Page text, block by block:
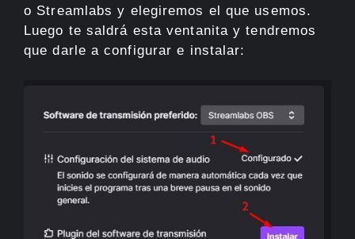
o Streamlabs y elegiremos el que usemos.
Luego te saldrá esta ventanita y tendremos
que darle a configurar e instalar: